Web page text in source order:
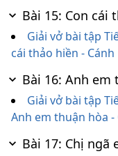
Bài 15: Con cái
Giải vở bài tập
cái thảo hiền - Cánh
Bài 16: Anh em
Giải vở bài tập
Anh em thuận hòa -
Bài 17: Chị ngã